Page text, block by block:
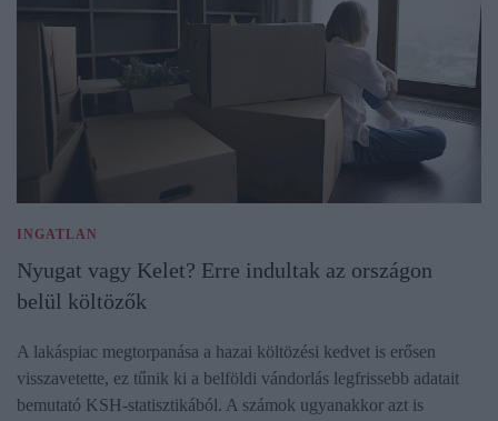
INGATLAN
Nyugat vagy Kelet? Erre indultak az országon
belül költözők
A lakáspiac megtorpanása a hazai költözési kedvet is erősen
visszavetette, ez tűnik ki a belföldi vándorlás legfrissebb adatait
bemutató KSH-statisztikából. A számok ugyanakkor azt is